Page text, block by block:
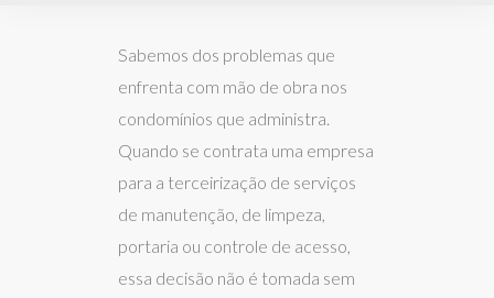
Sabemos dos problemas que
enfrenta com mão de obra nos
condomínios que administra.
Quando se contrata uma empresa
para a terceirização de serviços
de manutenção, de limpeza,
portaria ou controle de acesso,
essa decisão não é tomada sem